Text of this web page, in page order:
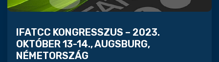
IFATCC KONGRESSZUS – 2023.
OKTÓBER 13-14., AUGSBURG,
NÉMETORSZÁG